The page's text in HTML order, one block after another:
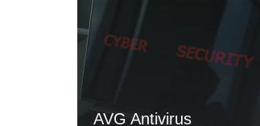
AVG Antivirus